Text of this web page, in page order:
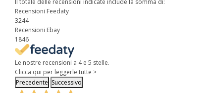
Recensioni Feedaty
3244
Recensioni Ebay
1846
Le nostre recensioni a 4 e 5 stelle.
Clicca qui per leggerle tutte >
Precedente Successivo